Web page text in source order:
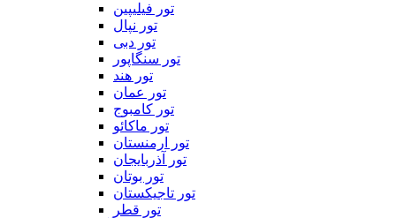
تور فیلیپین
تور نپال
تور دبی
تور سنگاپور
تور هند
تور عمان
تور کامبوج
تور ماکائو
تور ارمنستان
تور آذربایجان
تور بوتان
تور تاجیکستان
تور قطر